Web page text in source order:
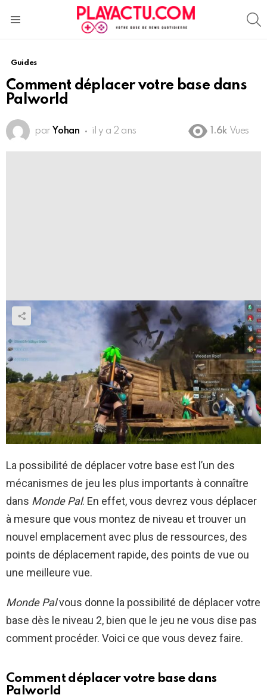
Guides
Comment déplacer votre base dans
Palworld
par Yohan il y a 2 ans 1.6k Vues
La possibilité de déplacer votre base est l’un des
mécanismes de jeu les plus importants à connaître
dans Monde Pal. En effet, vous devrez vous déplacer
à mesure que vous montez de niveau et trouver un
nouvel emplacement avec plus de ressources, des
points de déplacement rapide, des points de vue ou
une meilleure vue.
Monde Palvous donne la possibilité de déplacer votre
base dès le niveau 2, bien que le jeu ne vous dise pas
comment procéder. Voici ce que vous devez faire.
Comment déplacer votre base dans
Palworld